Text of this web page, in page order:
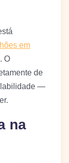
em
O
de
—
na